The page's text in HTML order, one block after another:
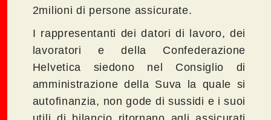
2milioni di persone assicurate.
I rappresentanti dei datori di lavoro, dei
lavoratori e della Confederazione
Helvetica siedono nel Consiglio di
amministrazione della Suva la quale si
autofinanzia, non gode di sussidi e i suoi